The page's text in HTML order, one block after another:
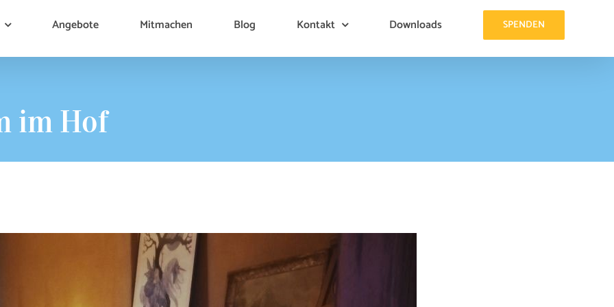
Angebote Mitmachen Blog Kontakt Downloads SPENDEN
im Hof